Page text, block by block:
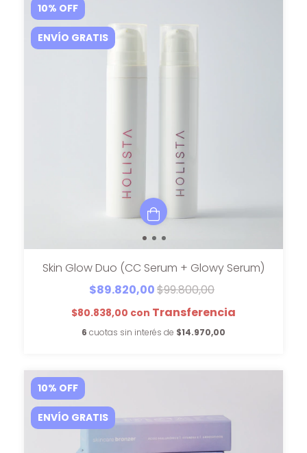
10% OFF
ENVÍO GRATIS
Skin Glow Duo (CC Serum + Glowy Serum)
$89.820,00$99.800,00
$80.838,00 con
6 cuotas sin interés de $14.970,00
10% OFF
ENVÍO GRATIS